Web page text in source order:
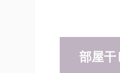
部屋干